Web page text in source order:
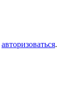
авторизоваться.